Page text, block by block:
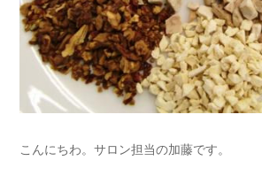
こんにちわ。サロン担当の加藤です。